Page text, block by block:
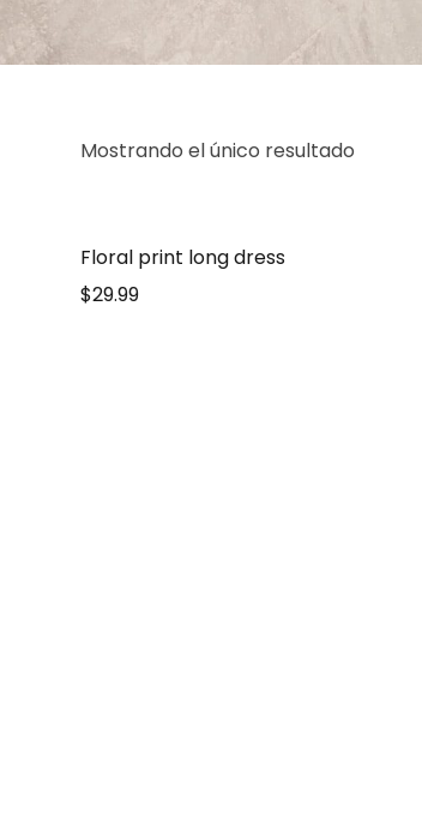
Mostrando el único resultado
Floral print long dress
$29.99